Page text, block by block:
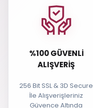
%100 GÜVENLI
ALIŞVERIŞ
256 Bit SSL & 3D Secure
İle Alışverişleriniz
Güvence Altında